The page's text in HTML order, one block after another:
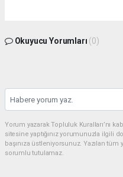
Okuyucu Yorumları (0)
Yorum yazarak Topluluk Kuralları’nı
sitesine yaptığınız yorumunuzla ilgili
başınıza üstleniyorsunuz. Yazılan
sorumlu tutulamaz.